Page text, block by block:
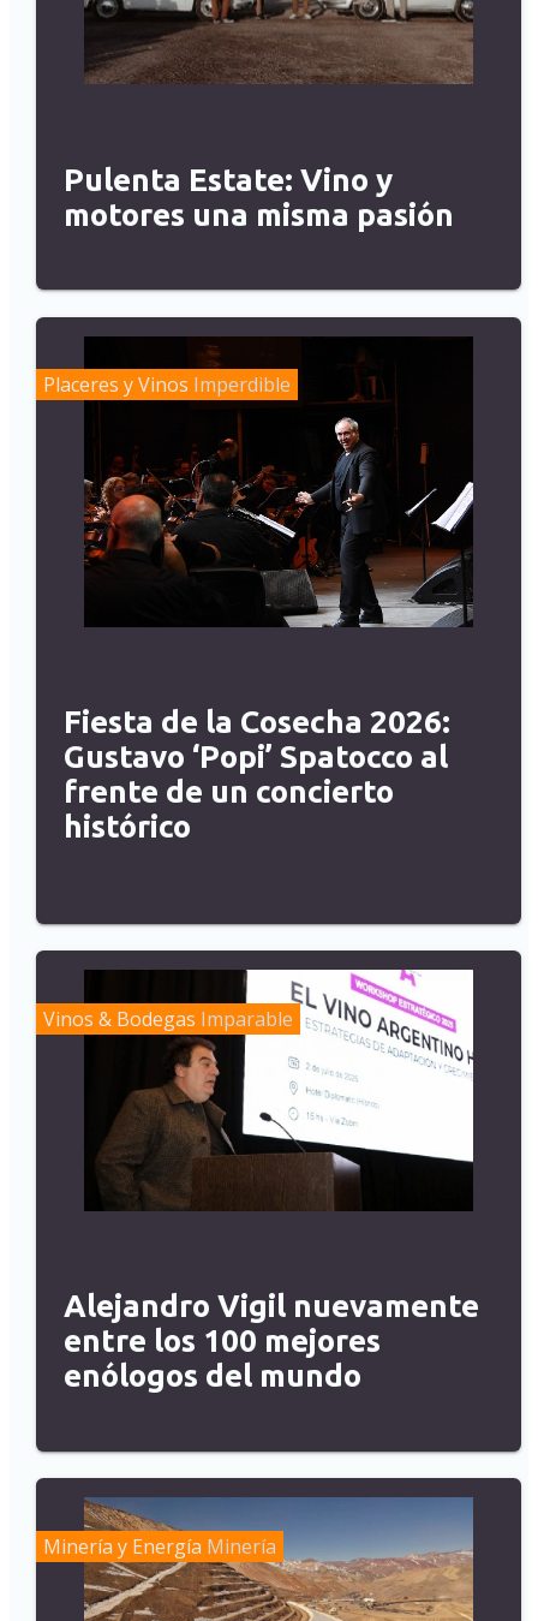
Pulenta Estate: Vino y
motores una misma pasión
Placeres y Vinos Imperdible
Fiesta de la Cosecha 2026:
Gustavo ‘Popi’ Spatocco al
frente de un concierto
histórico
Vinos & Bodegas Imparable
Alejandro Vigil nuevamente
entre los 100 mejores
enólogos del mundo
Minería y Energía Minería